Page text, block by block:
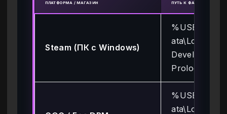
ПЛАТФОРМА / МАГАЗИН ПУТЬ К ФАЙЛУ
Steam (ПК с Windows)
Prologue